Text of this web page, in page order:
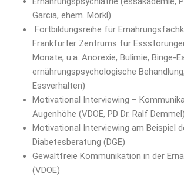
Garcia, ehem. Mörkl)
Fortbildungsreihe für
Frankfurter Zentrums für
Monate, u.a. Anorexie, Bulimie, Binge-
ernährungspsychologische
Essverhalten)
Motivational Interviewing –
Augenhöhe (VDOE, PD Dr. Ralf Demmel)
Motivational Interviewing am Beispiel
Diabetesberatung (DGE)
Gewaltfreie Kommunikation in der
(VDOE)